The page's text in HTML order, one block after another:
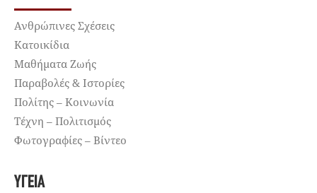
Ανθρώπινες Σχέσεις
Κατοικίδια
Μαθήματα Ζωής
Παραβολές & Ιστορίες
Πολίτης – Κοινωνία
Τέχνη – Πολιτισμός
Φωτογραφίες – Βίντεο
ΥΓΕΊΑ